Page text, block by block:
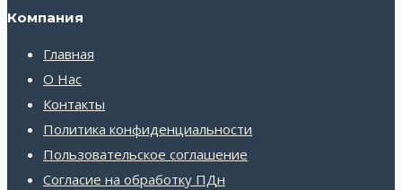
Компания
Главная
О Нас
Контакты
Политика конфиденциальности
Пользовательское соглашение
Согласие на обработку ПДн